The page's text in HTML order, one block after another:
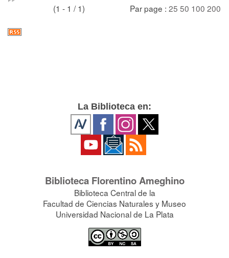
(1 - 1 / 1) Par page : 25 50 100 200
La Biblioteca en:
Biblioteca Florentino Ameghino
Biblioteca Central de la
Facultad de Ciencias Naturales y Museo
Universidad Nacional de La Plata